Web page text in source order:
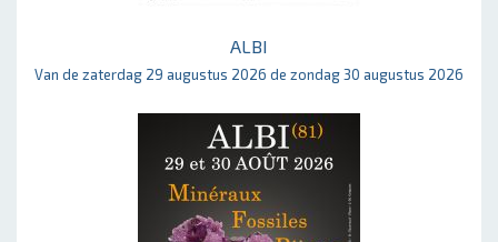
ALBI
Van de zaterdag 29 augustus 2026 de zondag 30 augustus 2026